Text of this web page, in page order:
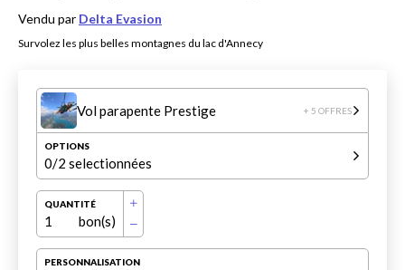
Vendu par Delta Evasion
Survolez les plus belles montagnes du lac d'Annecy
Vol parapente Prestige + 5 OFFRES
OPTIONS
0/2 selectionnées
QUANTITÉ
1 bon(s)
PERSONNALISATION